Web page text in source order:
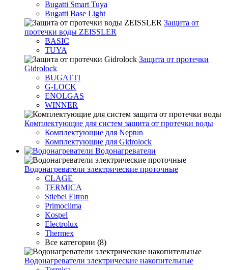
Bugatti Smart Tuya
Bugatti Base Light
Защита от
протечки воды ZEISSLER
BASIC
TUYA
Защита от протечки
Gidrolock
BUGATTI
G-LOCK
ENOLGAS
WINNER
Комплектующие для систем защита от протечки воды
Комплектующие для Neptun
Комплектующие для Gidrolock
Водонагреватели
Водонагреватeли электрические проточные
CLAGE
TERMICA
Stiebel Eltron
Primoclima
Kospel
Electrolux
Thermex
Все категории (8)
Водонагреватели электрические накопительные